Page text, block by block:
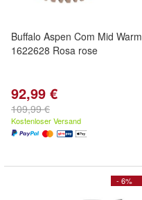
Buffalo Aspen Com Mid Warm
1622628 Rosa rose
92,99 €
109,99 €
Kostenloser Versand
- 6%